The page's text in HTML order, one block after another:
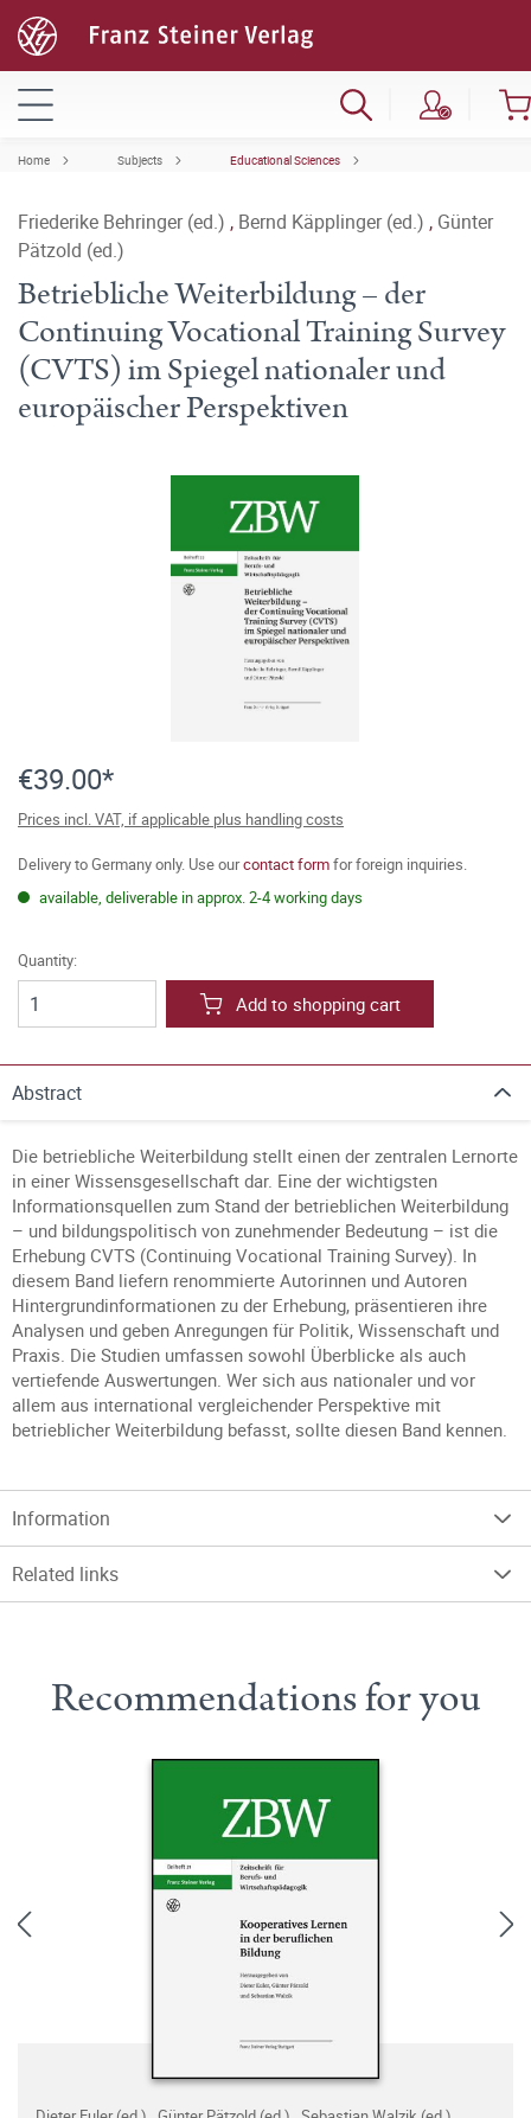
Home Subjects Educational Sciences
Friederike Behringer (ed.) , Bernd Käpplinger (ed.) , Günter
Pätzold (ed.)
Betriebliche Weiterbildung – der
Continuing Vocational Training Survey
(CVTS) im Spiegel nationaler und
europäischer Perspektiven
€39.00*
Prices incl. VAT, if applicable plus handling costs
Delivery to Germany only. Use ourcontact formfor foreign inquiries.
available, deliverable in approx. 2-4 working days
Quantity:
Add to shopping cart
Abstract
Die betriebliche Weiterbildung stellt einen der zentralen Lernorte
in einer Wissensgesellschaft dar. Eine der wichtigsten
Informationsquellen zum Stand der betrieblichen Weiterbildung
– und bildungspolitisch von zunehmender Bedeutung – ist die
Erhebung CVTS (Continuing Vocational Training Survey). In
diesem Band liefern renommierte Autorinnen und Autoren
Hintergrundinformationen zu der Erhebung, präsentieren ihre
Analysen und geben Anregungen für Politik, Wissenschaft und
Praxis. Die Studien umfassen sowohl Überblicke als auch
vertiefende Auswertungen. Wer sich aus nationaler und vor
allem aus international vergleichender Perspektive mit
betrieblicher Weiterbildung befasst, sollte diesen Band kennen.
Information
Related links
Recommendations for you